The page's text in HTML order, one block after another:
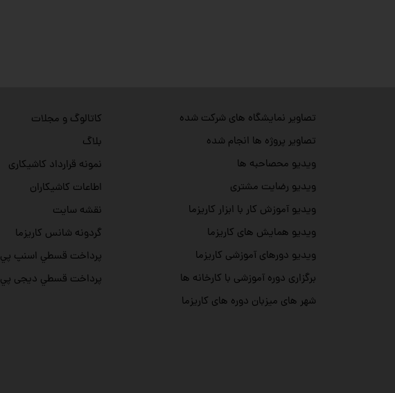
تصاویر نمایشگاه های شرکت شده
تصاویر پروژه ها انجام شده
ویدیو محصاحبه ها
ویدیو رضایت مشتری
ویدیو آموزش کار با ابزار کاریزما
ویدیو همایش های کاریزما
ویدیو دورهای آموزشی کاریزما
برگزاری دوره آموزشی با کارخانه ها
شهر های میزبان دوره های کاریزما
کاتالوگ و مجلات
بلاگ
نمونه قرارداد کاشیکاری
اطاعات کاشیکاران
نقشه سایت
گردونه شانس کاریزما
پرداخت قسطي اسنپ پي
پرداخت قسطي دیجی پي